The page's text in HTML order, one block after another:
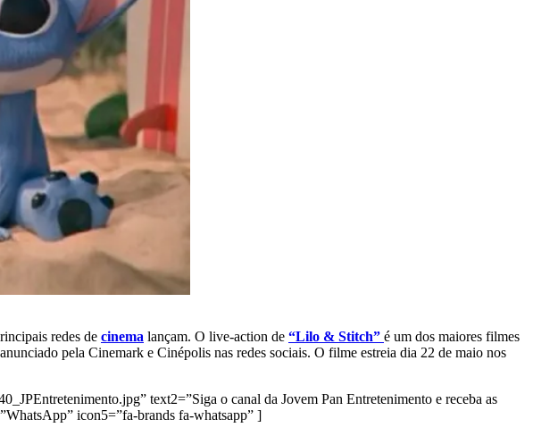
redes de cinema lançam. O live-action de “Lilo & Stitch” é um dos maiores filmes
pela Cinemark e Cinépolis nas redes sociais. O filme estreia dia 22 de maio nos
text2=”Siga o canal da Jovem Pan Entretenimento e receba as
icon5=”fa-brands fa-whatsapp” ]